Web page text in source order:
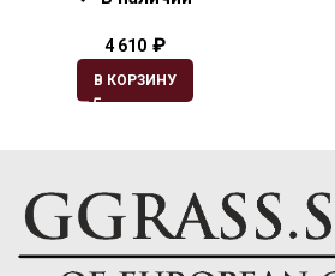
4 610 ₽
В КОРЗИНУ